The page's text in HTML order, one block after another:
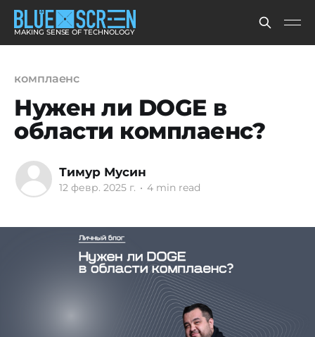
MAKING SENSE OF TECHNOLOGY
комплаенс
Нужен ли DOGE в
области комплаенс?
Тимур Мусин
12 февр. 2025 г. • 4 min read